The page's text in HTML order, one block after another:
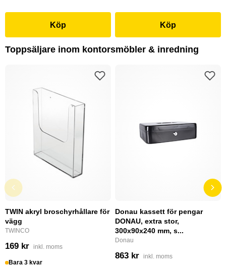
Köp Köp
Toppsäljare inom kontorsmöbler & inredning
TWIN akryl broschyrhållare för
vägg
TWINCO
169 kr inkl. moms
Bara 3 kvar
Donau kassett för pengar
DONAU, extra stor,
300x90x240 mm, s...
Donau
863 kr inkl. moms